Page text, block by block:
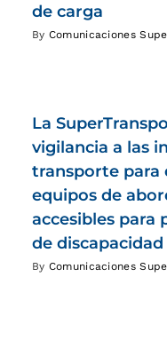
de carga
By Comunicaciones
La
vigilancia a las
transporte para
equipos de
accesibles para
de discapacidad
By Comunicaciones